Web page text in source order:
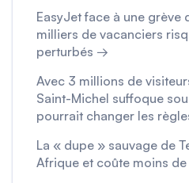
EasyJet face à une grève
milliers de vacanciers
perturbés →
Avec 3 millions de
Saint-Michel suffoque
pourrait changer les
La « dupe » sauvage de
Afrique et coûte moins